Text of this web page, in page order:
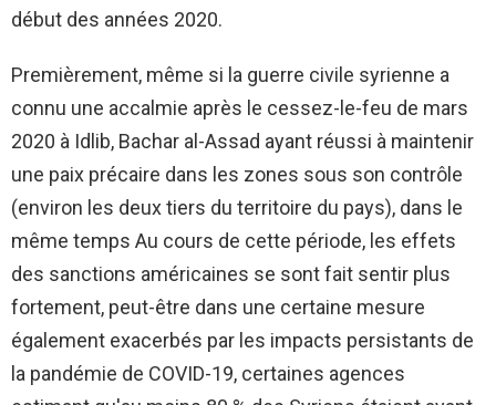
début des années 2020.
Premièrement, même si la guerre civile syrienne a
connu une accalmie après le cessez-le-feu de mars
2020 à Idlib, Bachar al-Assad ayant réussi à maintenir
une paix précaire dans les zones sous son contrôle
(environ les deux tiers du territoire du pays), dans le
même temps Au cours de cette période, les effets
des sanctions américaines se sont fait sentir plus
fortement, peut-être dans une certaine mesure
également exacerbés par les impacts persistants de
la pandémie de COVID-19, certaines agences